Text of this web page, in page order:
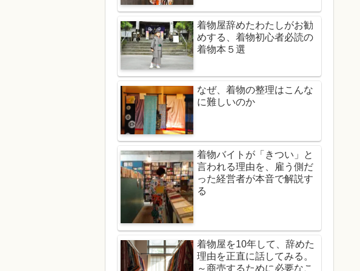
着物屋辞めたわたしがお勧
めする、着物初心者必読の
着物本５選
なぜ、着物の整理はこんな
に難しいのか
着物バイトが「きつい」と
言われる理由を、雇う側だ
った経営者が本音で解説す
る
着物屋を10年して、辞めた
理由を正直に話してみる。
～商売するために必要なこ